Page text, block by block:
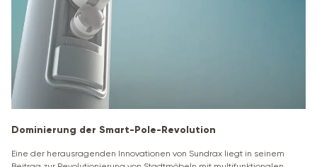
Dominierung der Smart-Pole-Revolution
Eine der herausragenden Innovationen von Sundrax liegt in seinem